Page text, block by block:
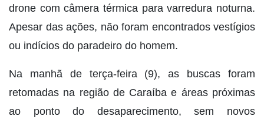
drone com câmera térmica para varredura noturna.
Apesar das ações, não foram encontrados vestígios
ou indícios do paradeiro do homem.
Na manhã de terça-feira (9), as buscas foram
retomadas na região de Caraíba e áreas próximas
ao ponto do desaparecimento, sem novos